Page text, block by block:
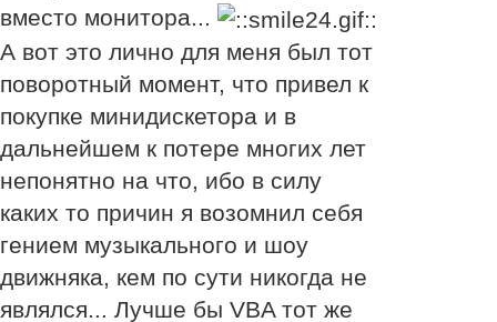
вместо монитора...
А вот это лично для меня был тот
поворотный момент, что привел к
покупке минидискетора и в
дальнейшем к потере многих лет
непонятно на что, ибо в силу
каких то причин я возомнил себя
гением музыкального и шоу
движняка, кем по сути никогда не
являлся... Лучше бы VBA тот же